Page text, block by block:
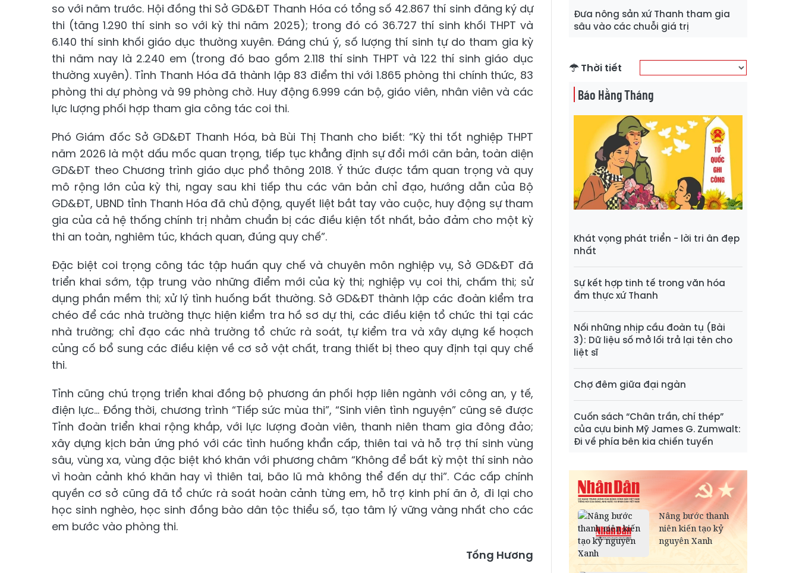
so với năm trước. Hội đồng thi Sở GD&ĐT Thanh Hóa có tổng số 42.867 thí sinh đăng ký dự
thi (tăng 1.290 thí sinh so với kỳ thi năm 2025); trong đó có 36.727 thí sinh khối THPT và
6.140 thí sinh khối giáo dục thường xuyên. Đáng chú ý, số lượng thí sinh tự do tham gia kỳ
thi năm nay là 2.240 em (trong đó bao gồm 2.118 thí sinh THPT và 122 thí sinh giáo dục
thường xuyên). Tỉnh Thanh Hóa đã thành lập 83 điểm thi với 1.865 phòng thi chính thức, 83
phòng thi dự phòng và 99 phòng chờ. Huy động 6.999 cán bộ, giáo viên, nhân viên và các
lực lượng phối hợp tham gia công tác coi thi.
Phó Giám đốc Sở GD&ĐT Thanh Hóa, bà Bùi Thị Thanh cho biết: “Kỳ thi tốt nghiệp THPT
năm 2026 là một dấu mốc quan trọng, tiếp tục khẳng định sự đổi mới căn bản, toàn diện
GD&ĐT theo Chương trình giáo dục phổ thông 2018. Ý thức được tầm quan trọng và quy
mô rộng lớn của kỳ thi, ngay sau khi tiếp thu các văn bản chỉ đạo, hướng dẫn của Bộ
GD&ĐT, UBND tỉnh Thanh Hóa đã chủ động, quyết liệt bắt tay vào cuộc, huy động sự tham
gia của cả hệ thống chính trị nhằm chuẩn bị các điều kiện tốt nhất, bảo đảm cho một kỳ
thi an toàn, nghiêm túc, khách quan, đúng quy chế”.
Đặc biệt coi trọng công tác tập huấn quy chế và chuyên môn nghiệp vụ, Sở GD&ĐT đã
triển khai sớm, tập trung vào những điểm mới của kỳ thi; nghiệp vụ coi thi, chấm thi; sử
dụng phần mềm thi; xử lý tình huống bất thường. Sở GD&ĐT thành lập các đoàn kiểm tra
chéo để các nhà trường thực hiện kiểm tra hồ sơ dự thi, các điều kiện tổ chức thi tại các
nhà trường; chỉ đạo các nhà trường tổ chức rà soát, tự kiểm tra và xây dựng kế hoạch
củng cố bổ sung các điều kiện về cơ sở vật chất, trang thiết bị theo quy định tại quy chế
thi.
Tỉnh cũng chú trọng triển khai đồng bộ phương án phối hợp liên ngành với công an, y tế,
điện lực... Đồng thời, chương trình “Tiếp sức mùa thi”, “Sinh viên tình nguyện” cũng sẽ được
Tỉnh đoàn triển khai rộng khắp, với lực lượng đoàn viên, thanh niên tham gia đông đảo;
xây dựng kịch bản ứng phó với các tình huống khẩn cấp, thiên tai và hỗ trợ thí sinh vùng
sâu, vùng xa, vùng đặc biệt khó khăn với phương châm “Không để bất kỳ một thí sinh nào
vì hoàn cảnh khó khăn hay vì thiên tai, bão lũ mà không thể đến dự thi”. Các cấp chính
quyền cơ sở cũng đã tổ chức rà soát hoàn cảnh từng em, hỗ trợ kinh phí ăn ở, đi lại cho
học sinh nghèo, học sinh đồng bào dân tộc thiểu số, tạo tâm lý vững vàng nhất cho các
em bước vào phòng thi.
Tống Hương
Đưa nông sản xứ Thanh tham gia
sâu vào các chuỗi giá trị
Thời tiết
Báo Hằng Tháng
Khát vọng phát triển - lời tri ân đẹp
nhất
Sự kết hợp tinh tế trong văn hóa
ẩm thực xứ Thanh
Nối những nhịp cầu đoàn tụ (Bài
3): Dữ liệu số mở lối trả lại tên cho
liệt sĩ
Chợ đêm giữa đại ngàn
Cuốn sách “Chân trần, chí thép”
của cựu binh Mỹ James G. Zumwalt:
Đi về phía bên kia chiến tuyến